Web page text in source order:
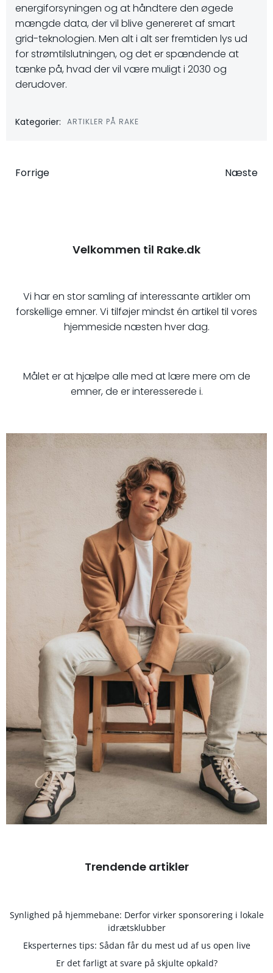
energiforsyningen og at håndtere den øgede
mængde data, der vil blive genereret af smart
grid-teknologien. Men alt i alt ser fremtiden lys ud
for strømtilslutningen, og det er spændende at
tænke på, hvad der vil være muligt i 2030 og
derudover.
Kategorier: ARTIKLER PÅ RAKE
Indlægsnavigation
Forrige Næste
Velkommen til Rake.dk
Vi har en stor samling af interessante artikler om
forskellige emner. Vi tilføjer mindst én artikel til vores
hjemmeside næsten hver dag.
Målet er at hjælpe alle med at lære mere om de
emner, de er interesserede i.
Trendende artikler
Synlighed på hjemmebane: Derfor virker sponsorering i lokale
idrætsklubber
Eksperternes tips: Sådan får du mest ud af us open live
Er det farligt at svare på skjulte opkald?